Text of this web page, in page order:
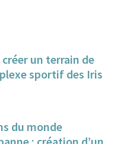
un terrain de
sportif des Iris
du monde